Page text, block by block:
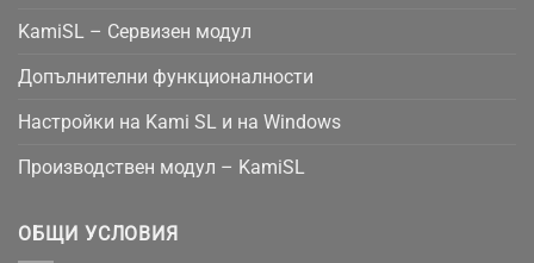
KamiSL – Сервизен модул
Допълнителни функционалности
Настройки на Kami SL и на Windows
Производствен модул – KamiSL
ОБЩИ УСЛОВИЯ